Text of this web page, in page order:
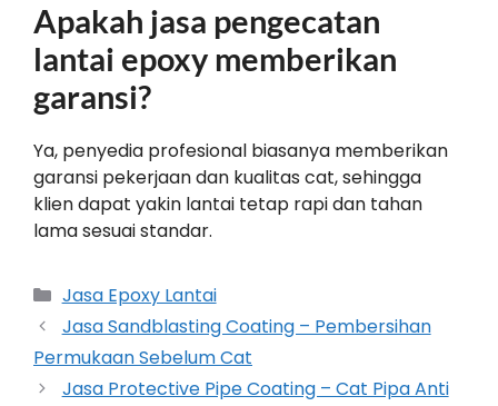
Apakah jasa pengecatan
lantai epoxy memberikan
garansi?
Ya, penyedia profesional biasanya memberikan
garansi pekerjaan dan kualitas cat, sehingga
klien dapat yakin lantai tetap rapi dan tahan
lama sesuai standar.
Jasa Epoxy Lantai
Jasa Sandblasting Coating – Pembersihan
Permukaan Sebelum Cat
Jasa Protective Pipe Coating – Cat Pipa Anti